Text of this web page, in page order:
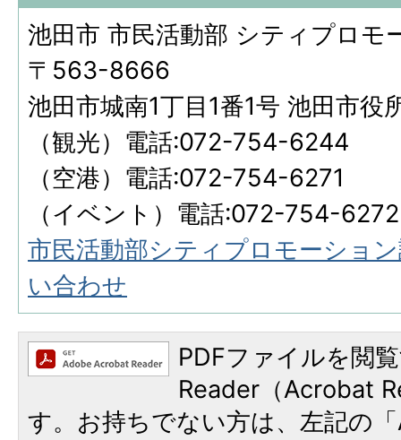
池田市 市民活動部 シティプロモ
〒563-8666
池田市城南1丁目1番1号 池田市役
（観光）電話:072-754-6244
（空港）電話:072-754-6271
​​​​​​​（イベント）電話:072-754-6272
市民活動部シティプロモーショ
い合わせ
PDFファイルを閲
Reader（Acrobat
す。お持ちでない方は、左記の